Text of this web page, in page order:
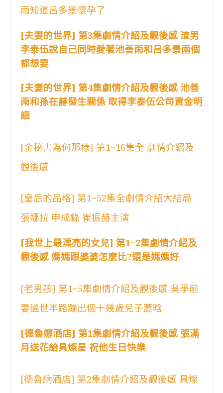
雨知道呂多景懷孕了
[夫妻的世界] 第3集劇情介紹及觀後感 渣男
李泰伍說自己同時愛著池善雨和呂多景兩個
都想要
[夫妻的世界] 第4集劇情介紹及觀後感 池善
雨和孫在赫發生關係 取得李泰伍公司資金明
細
[金秘書為何那樣] 第1~16集全 劇情介紹及
觀後感
[皇后的品格] 第1~52集全劇情介紹大結局
張娜拉 申成錄 崔振赫主演
[我世上最漂亮的女兒] 第1~2集劇情介紹及
觀後感 媽媽跟婆婆怎麼比?還是媽媽好
[老男孩] 第1~5集劇情介紹及觀後感 吳爭前
妻過世半路蹦出個十幾歲兒子蕭晗
[德魯娜酒店] 第1集劇情介紹及觀後感 張滿
月送花給具燦星 祝他生日快樂
[德魯納酒店] 第2集劇情介紹及觀後感 具燦